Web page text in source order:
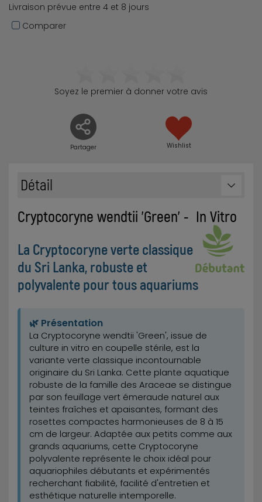
Livraison prévue entre 4 et 8 jours
Comparer
Partager
Soyez le premier à donner votre avis
Wishlist
Détail
Cryptocoryne wendtii 'Green' - In Vitro
La Cryptocoryne verte classique
du Sri Lanka, robuste et
polyvalente pour tous aquariums
🌿 Présentation
La Cryptocoryne wendtii 'Green', issue de
culture in vitro en coupelle stérile, est la
variante verte classique incontournable
originaire du Sri Lanka. Cette plante aquatique
robuste de la famille des Araceae se distingue
par son feuillage vert émeraude naturel aux
teintes fraîches et apaisantes, formant des
rosettes compactes harmonieuses de 8 à 15
cm de largeur. Adaptée aux petits comme aux
grands aquariums, cette Cryptocoryne
polyvalente représente le choix idéal pour
aquariophiles débutants et expérimentés
recherchant fiabilité, facilité d'entretien et
esthétique naturelle intemporelle.